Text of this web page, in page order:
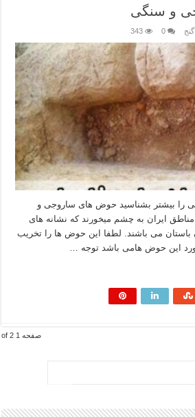
و سنگی
0
343
بیشتر بشناسید حوض های ساروجی و
ایران به چشم میخورند که نشانه های
باستان می باشند. لطفا این حوض ها را تخریب
این حوض هامی باشد توجه …
صفحه 1 of 2